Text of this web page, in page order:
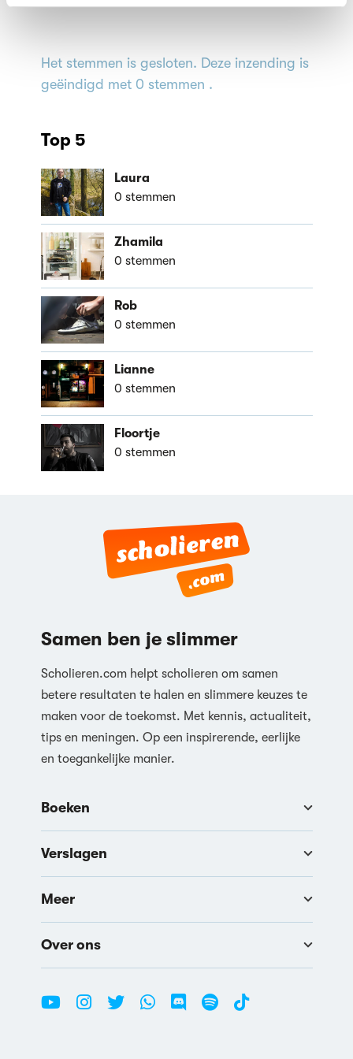
Het stemmen is gesloten. Deze inzending is
geëindigd met 0 stemmen .
Top 5
Laura
0 stemmen
Zhamila
0 stemmen
Rob
0 stemmen
Lianne
0 stemmen
Floortje
0 stemmen
Samen ben je slimmer
Scholieren.com helpt scholieren om samen
betere resultaten te halen en slimmere keuzes te
maken voor de toekomst. Met kennis, actualiteit,
tips en meningen. Op een inspirerende, eerlijke
en toegankelijke manier.
Boeken
Verslagen
Meer
Over ons